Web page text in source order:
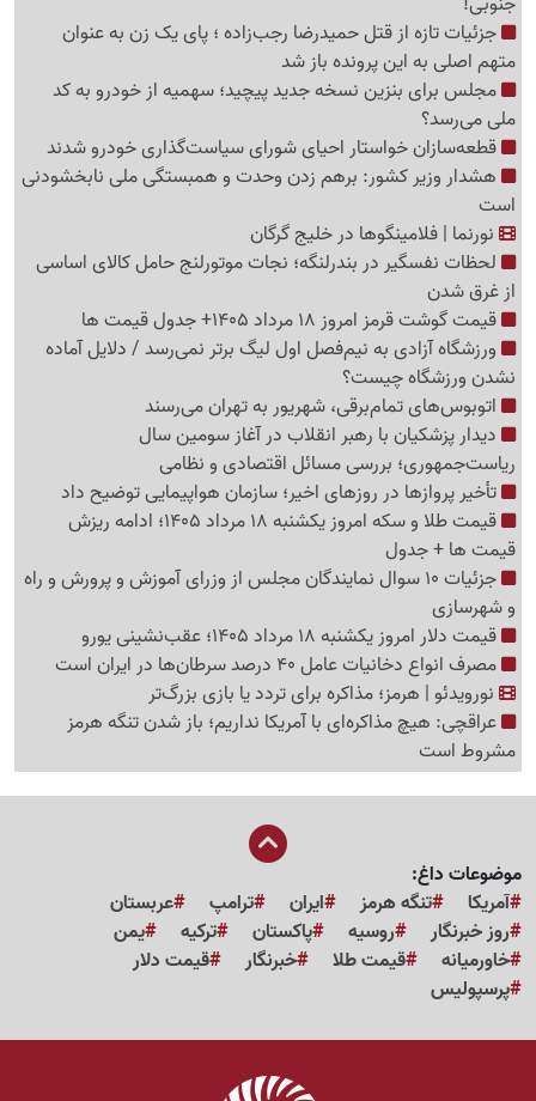
جزئیات تازه از قتل حمیدرضا رجب‌زاده ؛ پای یک زن به عنوان
متهم اصلی به این پرونده باز شد
مجلس برای بنزین نسخه جدید پیچید؛ سهمیه از خودرو به کد
ملی می‌رسد؟
قطعه‌سازان خواستار احیای شورای سیاست‌گذاری خودرو شدند
هشدار وزیر کشور: برهم زدن وحدت و همبستگی ملی نابخشودنی
است
نورنما | فلامینگوها در خلیج گرگان
لحظات نفسگیر در بندرلنگه؛ نجات موتورلنج حامل کالای اساسی
از غرق شدن
قیمت گوشت قرمز امروز 18 مرداد 1405+ جدول قیمت ها
ورزشگاه آزادی به نیم‌فصل اول لیگ برتر نمی‌رسد / دلایل آماده
نشدن ورزشگاه چیست؟
اتوبوس‌های تمام‌برقی، شهریور به تهران می‌رسند
دیدار پزشکیان با رهبر انقلاب در آغاز سومین سال
ریاست‌جمهوری؛ بررسی مسائل اقتصادی و نظامی
تأخیر پروازها در روزهای اخیر؛ سازمان هواپیمایی توضیح داد
قیمت طلا و سکه امروز یکشنبه 18 مرداد 1405؛ ادامه ریزش
قیمت ها + جدول
جزئیات 10 سوال نمایندگان مجلس از وزرای آموزش و پرورش و راه
و شهرسازی
قیمت دلار امروز یکشنبه 18 مرداد 1405؛ عقب‌نشینی یورو
مصرف انواع دخانیات عامل 40 درصد سرطان‌ها در ایران است
نورویدئو | هرمز؛ مذاکره برای تردد یا بازی بزرگ‌تر
عراقچی: هیچ مذاکره‌ای با آمریکا نداریم؛ باز شدن تنگه هرمز
مشروط است
موضوعات داغ:
آمریکا
تنگه هرمز ایران ترامپ
عربستان
روز خبرنگار
روسیه پاکستان ترکیه
یمن
خاورمیانه
قیمت طلا خبرنگار
قیمت دلار
پرسپولیس